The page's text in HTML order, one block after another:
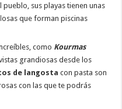
sus playas tienen unas
que forman piscinas
como Kourmas
grandiosas desde los
de langosta con pasta son
con las que te podrás